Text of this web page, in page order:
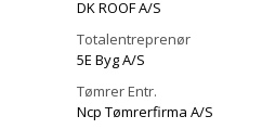
DK ROOF A/S
Totalentreprenør
5E Byg A/S
Tømrer Entr.
Ncp Tømrerfirma A/S